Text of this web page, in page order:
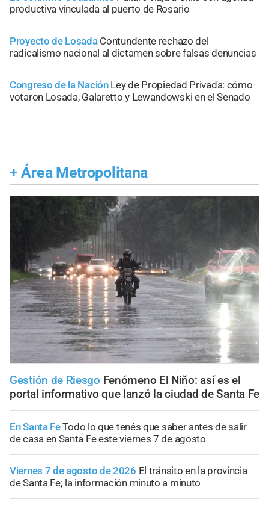
productiva vinculada al puerto de Rosario
Proyecto de Losada Contundente rechazo del
radicalismo nacional al dictamen sobre falsas denuncias
Congreso de la Nación Ley de Propiedad Privada: cómo
votaron Losada, Galaretto y Lewandowski en el Senado
+ Área Metropolitana
Gestión de Riesgo Fenómeno El Niño: así es el
portal informativo que lanzó la ciudad de Santa Fe
En Santa FeTodo lo que tenés que saber antes de salir
de casa en Santa Fe este viernes 7 de agosto
Viernes 7 de agosto de 2026 El tránsito en la provincia
de Santa Fe; la información minuto a minuto